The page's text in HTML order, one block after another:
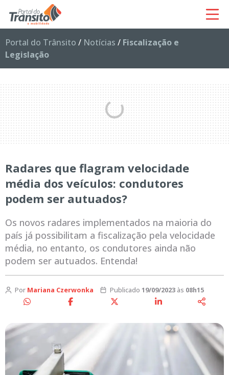
Portal do Trânsito / Notícias / Fiscalização e
Legislação
Radares que flagram velocidade
média dos veículos: condutores
podem ser autuados?
Os novos radares implementados na maioria do
país já possibilitam a fiscalização pela velocidade
média, no entanto, os condutores ainda não
podem ser autuados. Entenda!
Por Mariana Czerwonka Publicado 19/09/2023às 08h15